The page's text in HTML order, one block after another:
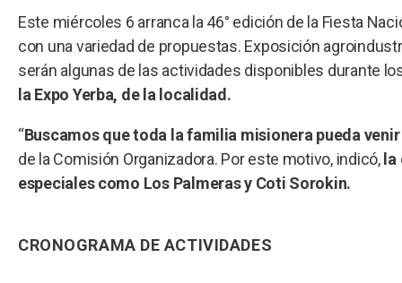
Este miércoles 6 arranca la 46° edición de la Fiesta
con una variedad de propuestas. Exposición
serán algunas de las actividades disponibles durante
la Expo Yerba, de la localidad.
“Buscamos que toda la familia misionera pueda
de la Comisión Organizadora. Por este motivo, indicó,
especiales como Los Palmeras y Coti Sorokin.
CRONOGRAMA DE ACTIVIDADES